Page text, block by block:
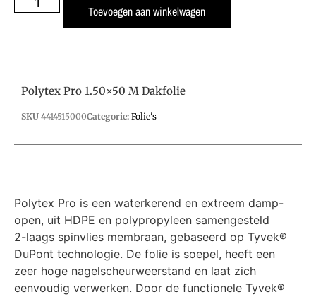
Toevoegen aan winkelwagen
Polytex Pro 1.50×50 M Dakfolie
SKU 4414515000Categorie: Folie's
Polytex Pro is een waterkerend en extreem damp-
open, uit HDPE en polypropyleen samengesteld
2-laags spinvlies membraan, gebaseerd op Tyvek®
DuPont technologie. De folie is soepel, heeft een
zeer hoge nagelscheurweerstand en laat zich
eenvoudig verwerken. Door de functionele Tyvek®